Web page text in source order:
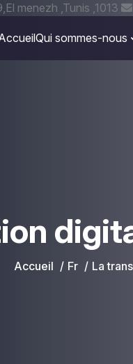
menezh ,Tunis ,1013
Qui sommes-nous
Accueil Fr La